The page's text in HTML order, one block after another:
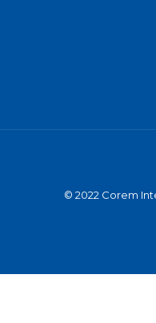
© 2022 Corem